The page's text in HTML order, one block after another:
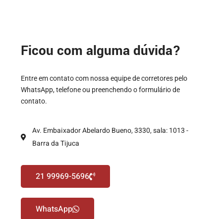
Ficou com alguma dúvida?
Entre em contato com nossa equipe de corretores pelo
WhatsApp, telefone ou preenchendo o formulário de
contato.
Av. Embaixador Abelardo Bueno, 3330, sala: 1013 -
Barra da Tijuca
21 99969-5696
WhatsApp